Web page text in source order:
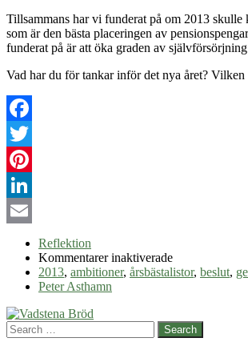
Tillsammans har vi funderat på om 2013
som är den bästa placeringen av
funderat på är att öka graden av
Vad har du för tankar inför det nya året?
Facebook
Twitter
Pinterest
LinkedIn
Reflektion
Kommentarer inaktiveradeför
Tankar
året
2013, ambitioner, årsbästalistor, beslut,
Peter Asthamn
Search